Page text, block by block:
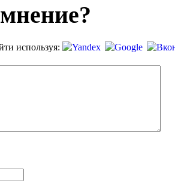
используя: